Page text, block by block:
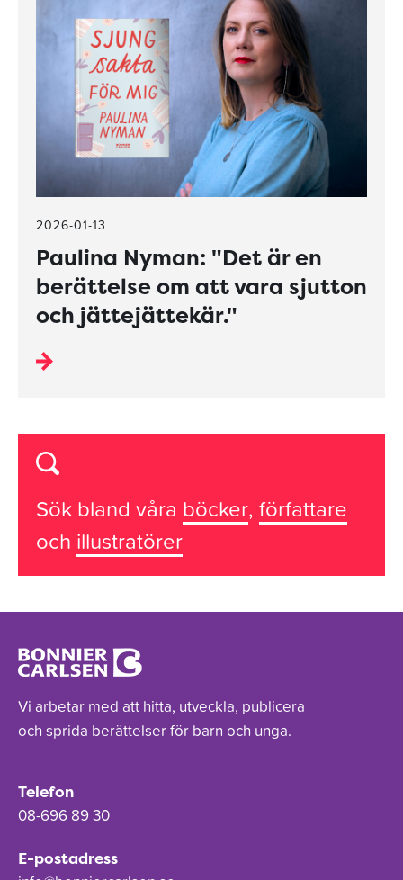
2026-01-13
Paulina Nyman: "Det är en
berättelse om att vara sjutton
och jättejättekär."
Sök bland våra böcker, författare
och illustratörer
Vi arbetar med att hitta, utveckla, publicera
och sprida berättelser för barn och unga.
Telefon
08-696 89 30
E-postadress